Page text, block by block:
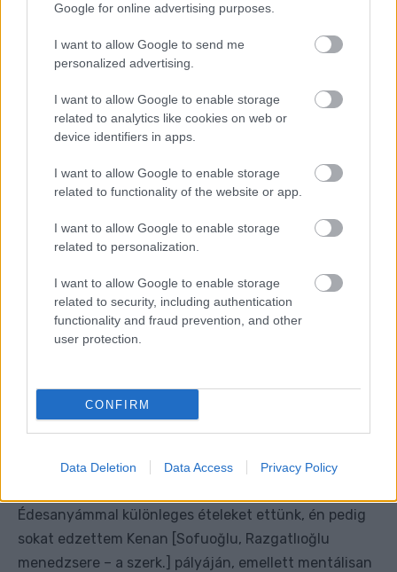
Google for online advertising purposes.
I want to allow Google to send me
personalized advertising.
I want to allow Google to enable storage
related to analytics like cookies on web or
device identifiers in apps.
I want to allow Google to enable storage
related to functionality of the website or app.
I want to allow Google to enable storage
related to personalization.
I want to allow Google to enable storage
related to security, including authentication
functionality and fraud prevention, and other
user protection.
CONFIRM
Data Deletion Data Access Privacy Policy
Amikor az utolsó szektorhoz értem, elveszítettem a
[motor] elejét, nekiütköztem a falnak, majd amikor
idézte fel a horrorisztikus pillanatokat. – Azonnal
megfordultam, és próbáltam újra lélegezni. Nagyon
visszatérni a [normális] légzéshez. Amikor kórházba
szállítottak, nem voltam jól a tüdőm miatt. A baleset
után minden nap a célomra gondoltam, igyekeztem
gyorsan visszatérni, és a bajnoki címért harcolni.
Cremonában megpróbáltam visszajönni. Újra
elvégeztük a vizsgálatot, és még mindig volt levegő a
tüdőmben. Csak egy kicsi, de az orvosok és Monica
[Lazzarotti, a Superbike-vb főorvosa – a szerk.]
aragóniai fordulóra nem térek vissza, akkor szerintem
elveszítettem volna a bajnokságot. Amikor elmentem
rendben vagyok, én pedig majdnem elsírtam magam.
Édesanyámmal különleges ételeket ettünk, én pedig
sokat edzettem Kenan [Sofuoğlu, Razgatlıoğlu
menedzsere – a szerk.] pályáján, emellett mentálisan